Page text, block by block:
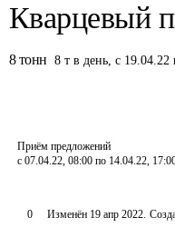
Кварцевый
8 тонн 8 т в день, с 19.04.22
Приём предложений
с 07.04.22, 08:00 по 14.04.22,
0 Изменён 19 апр 2022.